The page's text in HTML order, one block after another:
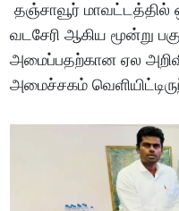
தஞ்சாவூர் மாவட்டத்தில்
வடசேரி ஆகிய மூன்று
அமைப்பதற்கான ஏல
அமைச்சகம்